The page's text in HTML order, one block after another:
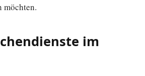
möchten.
im